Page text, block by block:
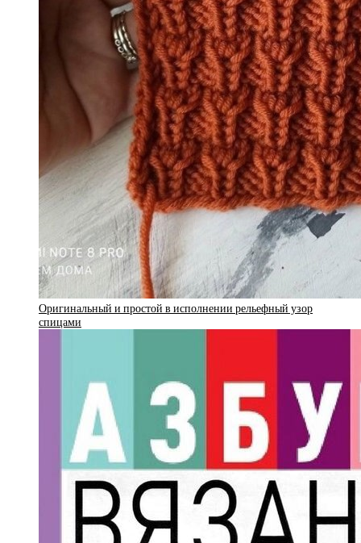
Оригинальный и простой в исполнении рельефный узор
спицами